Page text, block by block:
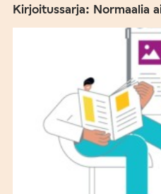
Kirjoitussarja: Normaalia